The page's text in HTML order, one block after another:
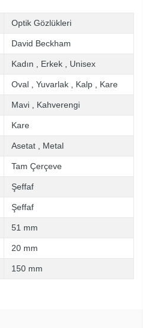
Optik Gözlükleri
David Beckham
Kadın Erkek Unisex
Oval Yuvarlak Kalp Kare
Mavi Kahverengi
Kare
Asetat Metal
Tam Çerçeve
Şeffaf
Şeffaf
51 mm
20 mm
150 mm